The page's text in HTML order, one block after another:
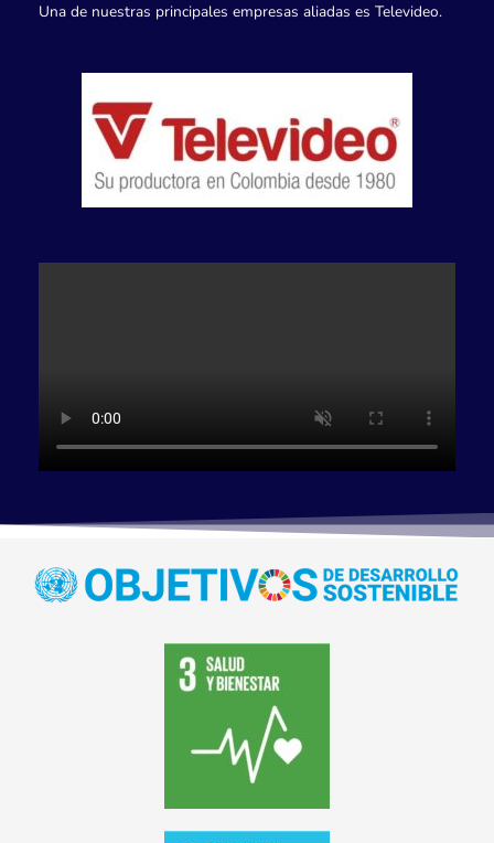
Una de nuestras principales empresas aliadas es Televideo.